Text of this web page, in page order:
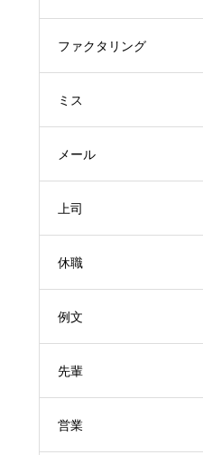
ファクタリング
ミス
メール
上司
休職
例文
先輩
営業